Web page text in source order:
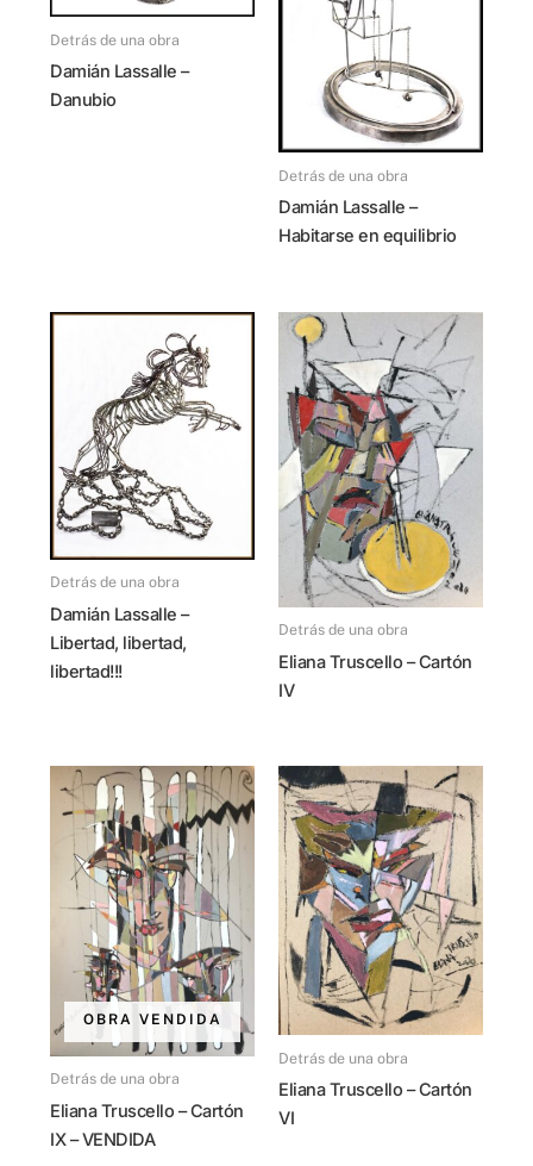
Detrás de una obra
Damián Lassalle –
Danubio
Detrás de una obra
Damián Lassalle –
Habitarse en equilibrio
Detrás de una obra
Damián Lassalle –
Libertad, libertad,
libertad!!!
Detrás de una obra
Eliana Truscello – Cartón
IV
OBRA VENDIDA
Detrás de una obra
Eliana Truscello – Cartón
IX – VENDIDA
Detrás de una obra
Eliana Truscello – Cartón
VI